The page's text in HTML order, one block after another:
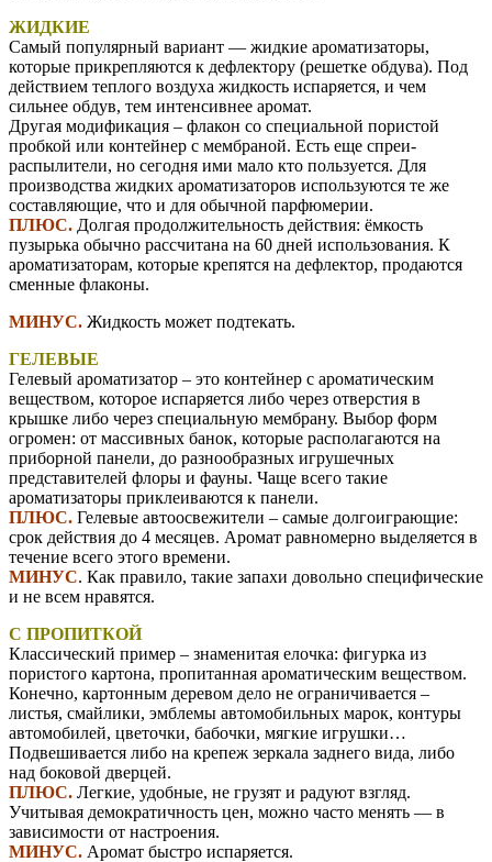
ЖИДКИЕ
Самый популярный вариант — жидкие ароматизаторы,
которые прикрепляются к дефлектору (решетке обдува). Под
действием теплого воздуха жидкость испаряется, и чем
сильнее обдув, тем интенсивнее аромат.
Другая модификация – флакон со специальной пористой
пробкой или контейнер с мембраной. Есть еще спреи-
распылители, но сегодня ими мало кто пользуется. Для
производства жидких ароматизаторов используются те же
составляющие, что и для обычной парфюмерии.
ПЛЮС. Долгая продолжительность действия: ёмкость
пузырька обычно рассчитана на 60 дней использования. К
ароматизаторам, которые крепятся на дефлектор, продаются
сменные флаконы.
МИНУС. Жидкость может подтекать.
ГЕЛЕВЫЕ
Гелевый ароматизатор – это контейнер с ароматическим
веществом, которое испаряется либо через отверстия в
крышке либо через специальную мембрану. Выбор форм
огромен: от массивных банок, которые располагаются на
приборной панели, до разнообразных игрушечных
представителей флоры и фауны. Чаще всего такие
ароматизаторы приклеиваются к панели.
ПЛЮС. Гелевые автоосвежители – самые долгоиграющие:
срок действия до 4 месяцев. Аромат равномерно выделяется в
течение всего этого времени.
МИНУС. Как правило, такие запахи довольно специфические
и не всем нравятся.
С ПРОПИТКОЙ
Классический пример – знаменитая елочка: фигурка из
пористого картона, пропитанная ароматическим веществом.
Конечно, картонным деревом дело не ограничивается –
листья, смайлики, эмблемы автомобильных марок, контуры
автомобилей, цветочки, бабочки, мягкие игрушки…
Подвешивается либо на крепеж зеркала заднего вида, либо
над боковой дверцей.
ПЛЮС. Легкие, удобные, не грузят и радуют взгляд.
Учитывая демократичность цен, можно часто менять — в
зависимости от настроения.
МИНУС. Аромат быстро испаряется.